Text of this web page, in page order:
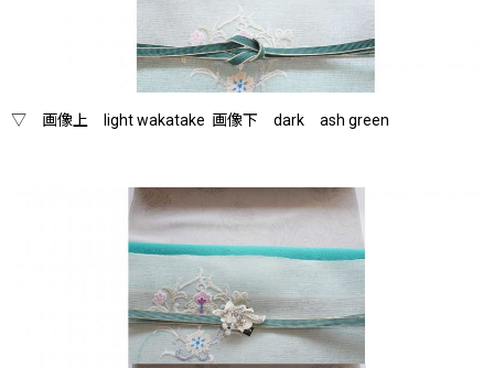
▽ 画像上 light wakatake 画像下 dark ash green